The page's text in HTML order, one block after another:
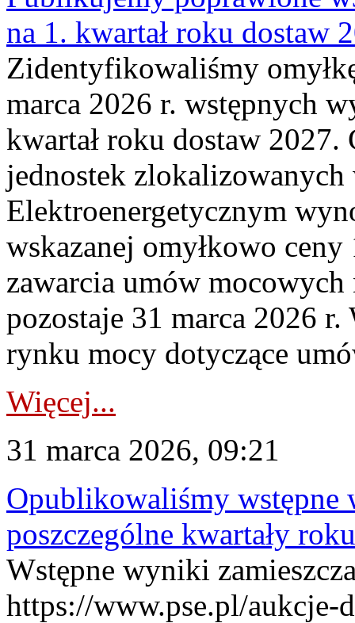
na 1. kwartał roku dostaw
Zidentyfikowaliśmy
marca 2026 r. wstępnych
kwartał roku dostaw
jednostek
Elektroenergetycznym
wskazanej omyłkowo
zawarcia umów
pozostaje 31 marca 2026
rynku mocy dotyczące
Więcej...
31 marca 2026, 09:21
Opublikowaliśmy
poszczególne kwartały
Wstępne wyniki
https://www.pse.pl/aukcje-